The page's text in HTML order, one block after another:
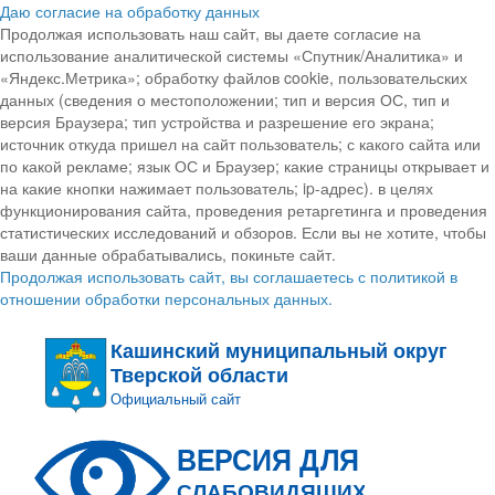
Даю согласие на обработку данных
Продолжая использовать наш сайт, вы даете согласие на
использование аналитической системы «Спутник/Аналитика» и
«Яндекс.Метрика»; обработку файлов cookie, пользовательских
данных (сведения о местоположении; тип и версия ОС, тип и
версия Браузера; тип устройства и разрешение его экрана;
источник откуда пришел на сайт пользователь; с какого сайта или
по какой рекламе; язык ОС и Браузер; какие страницы открывает и
на какие кнопки нажимает пользователь; ip-адрес). в целях
функционирования сайта, проведения ретаргетинга и проведения
статистических исследований и обзоров. Если вы не хотите, чтобы
ваши данные обрабатывались, покиньте сайт.
Продолжая использовать сайт, вы соглашаетесь с политикой в
отношении обработки персональных данных.